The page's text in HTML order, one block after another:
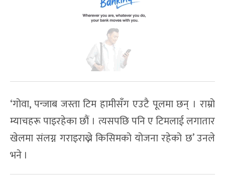
‘गोवा, पन्जाब जस्ता टिम हामीसँग एउटै पूलमा छन् । राम्रो
म्याचहरू पाइरहेका छौं । त्यसपछि पनि ए टिमलाई लगातार
खेलमा संलग्न गराइराख्ने किसिमको योजना रहेको छ’ उनले
भने ।